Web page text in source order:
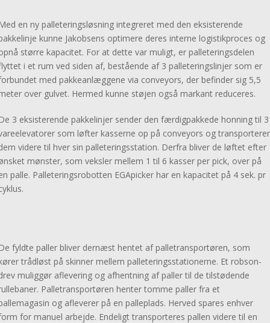
View all
Robotter
Robotter – Comau
Cobots – Kassow Robots
Robotdragter – RPS
Exoskeleton MATE
View all
Lager
Højlager
AGV – Agile 1500
Forhandlere
Om os
Karriere
Persondatapolitik
Presse
Presserum
Download
en ny palleteringsløsning integreret med den eksisterende
kunne Jakobsens optimere deres interne logistikproces og
større kapacitet. For at dette var muligt, er palleteringsdelen
i et rum ved siden af, bestående af 3 palleteringslinjer som er
med pakkeanlæggene via conveyors, der befinder sig 5,5
over gulvet. Hermed kunne støjen også markant reduceres.
3 eksisterende pakkelinjer sender den færdigpakkede honning til 3
som løfter kasserne op på conveyors og transporterer
videre til hver sin palleteringsstation. Derfra bliver de løftet efter
mønster, som veksler mellem 1 til 6 kasser per pick, over på
palle. Palleteringsrobotten EGApicker har en kapacitet på 4 sek. pr
fyldte paller bliver dernæst hentet af palletransportøren, som
trådløst på skinner mellem palleteringsstationerne. Et robson-
muliggør aflevering og afhentning af paller til de tilstødende
Palletransportøren henter tomme paller fra et
og afleverer på en palleplads. Herved spares enhver
for manuel arbejde. Endeligt transporteres pallen videre til en